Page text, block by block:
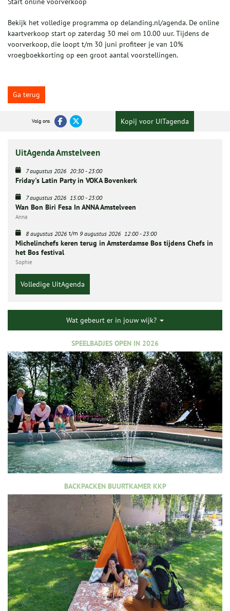
Bekijk het volledige programma op delanding.nl/agenda. De online
kaartverkoop start op zaterdag 30 mei om 10.00 uur. Tijdens de
voorverkoop, die loopt t/m 30 juni profiteer je van 10%
vroegboekkorting op een groot aantal voorstellingen.
Ga terug
Volg ons Kopij voor UITagenda
UitAgenda Amstelveen
7 augustus 2026 20:30- 23:00
Friday's Latin Party in VOKA Bovenkerk
7 augustus 2026 15:00- 23:00
Wan Bon Biri Fesa In ANNA Amstelveen
Anna
8 augustus 2026 t/m 9 augustus 2026 12:00- 23:00
Michelinchefs keren terug in Amsterdamse Bos tijdens Chefs in
het Bos festival
Sophie
Volledige UitAgenda
Wat gebeurt er in jouw wijk?
SPEELBADJES OPEN IN 2026
BACKPACKEN BUURTKAMER KKP